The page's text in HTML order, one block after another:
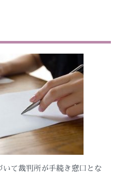
て裁判所が手続き窓口とな